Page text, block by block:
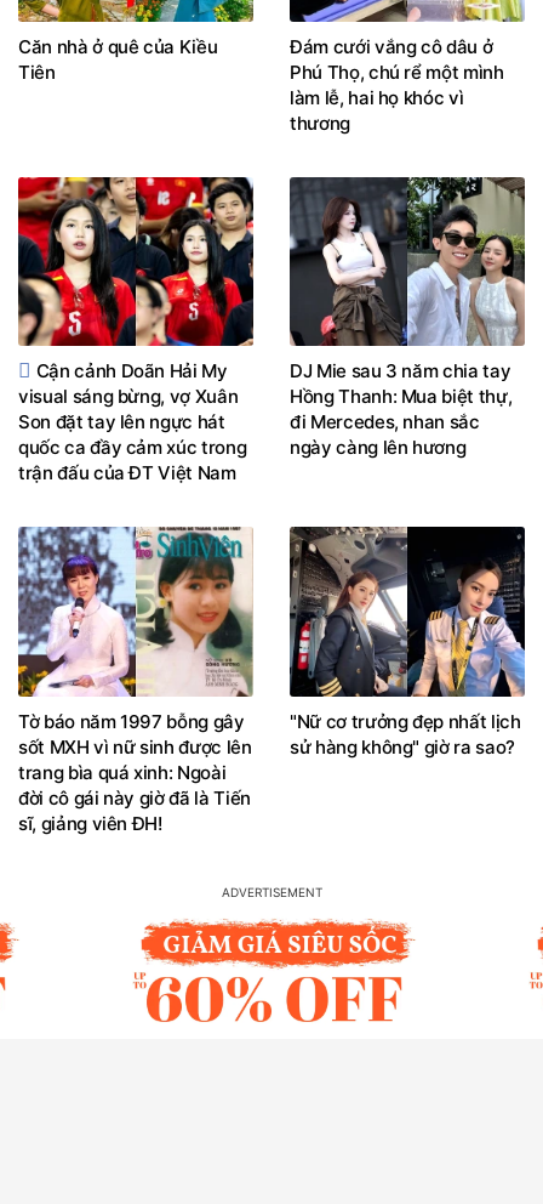
Căn nhà ở quê của Kiều
Tiên
Đám cưới vắng cô dâu ở
Phú Thọ, chú rể một mình
làm lễ, hai họ khóc vì
thương
Cận cảnh Doãn Hải My
visual sáng bừng, vợ Xuân
Son đặt tay lên ngực hát
quốc ca đầy cảm xúc trong
trận đấu của ĐT Việt Nam
DJ Mie sau 3 năm chia tay
Hồng Thanh: Mua biệt thự,
đi Mercedes, nhan sắc
ngày càng lên hương
Tờ báo năm 1997 bỗng gây
sốt MXH vì nữ sinh được lên
trang bìa quá xinh: Ngoài
đời cô gái này giờ đã là Tiến
sĩ, giảng viên ĐH!
"Nữ cơ trưởng đẹp nhất lịch
sử hàng không" giờ ra sao?